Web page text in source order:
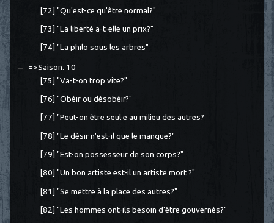
[72] "Qu'est-ce qu'être normal?"
[73] "La liberté a-t-elle un prix?"
[74] "La philo sous les arbres"
=>Saison. 10
[75] "Va-t-on trop vite?"
[76] "Obéir ou désobéir?"
[77] "Peut-on être seul·e au milieu des autres?
[78] "Le désir n'est-il que le manque?"
[79] "Est-on possesseur de son corps?"
[80] "Un bon artiste est-il un artiste mort ?"
[81] "Se mettre à la place des autres?"
[82] "Les hommes ont-ils besoin d'être gouvernés?"